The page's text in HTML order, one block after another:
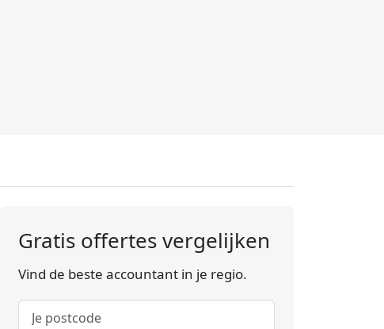
Gratis offertes vergelijken
Vind de beste accountant in je regio.